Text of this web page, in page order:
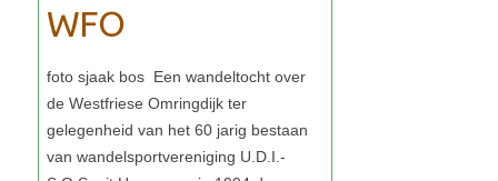
WFO